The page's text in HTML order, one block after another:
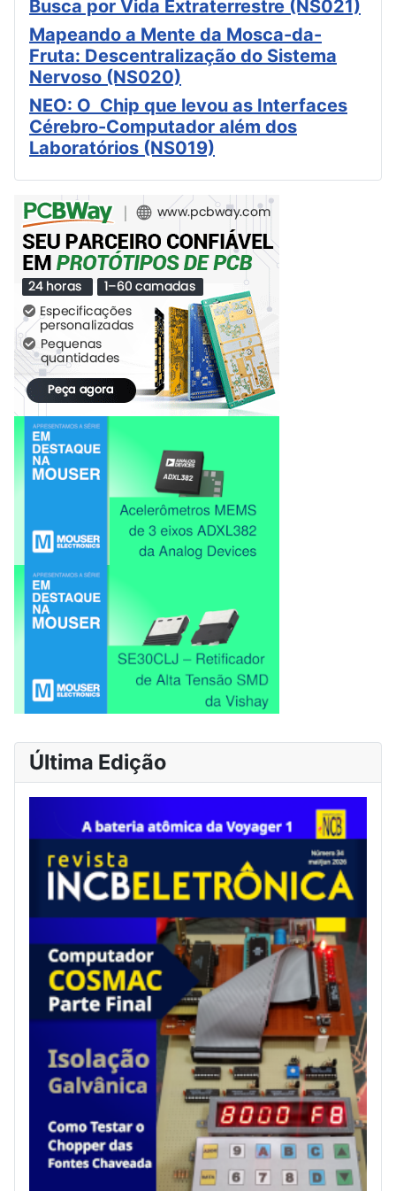
Busca por Vida Extraterrestre (NS021)
Mapeando a Mente da Mosca-da-
Fruta: Descentralização do Sistema
Nervoso (NS020)
NEO: O Chip que levou as Interfaces
Cérebro-Computador além dos
Laboratórios (NS019)
Última Edição